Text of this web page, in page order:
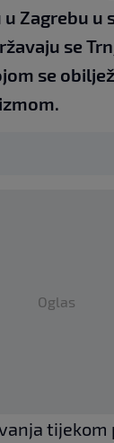
Zagrebu u
se
se
Oglas